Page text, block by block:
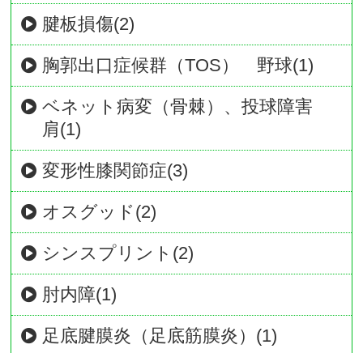
腱板損傷(2)
胸郭出口症候群（TOS） 野球(1)
ベネット病変（骨棘）、投球障害
肩(1)
変形性膝関節症(3)
オスグッド(2)
シンスプリント(2)
肘内障(1)
足底腱膜炎（足底筋膜炎）(1)